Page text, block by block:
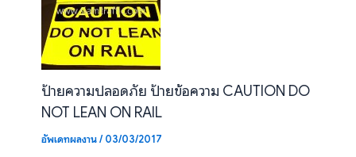
ป้ายความปลอดภัย ป้ายข้อความ CAUTION DO
NOT LEAN ON RAIL
อัพเดทผลงาน/03/03/2017